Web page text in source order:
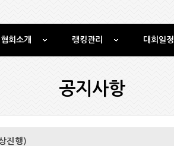
협회소개 랭킹관리 대회일정
공지사항
진행)